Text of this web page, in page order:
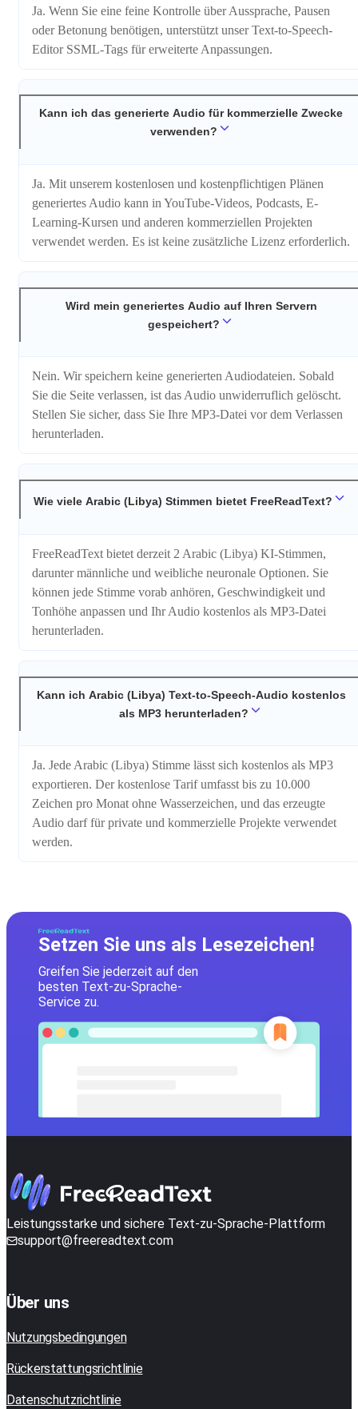
Ja. Wenn Sie eine feine Kontrolle über Aussprache, Pausen
oder Betonung benötigen, unterstützt unser Text-to-Speech-
Editor SSML-Tags für erweiterte Anpassungen.
Kann ich das generierte Audio für kommerzielle Zwecke
verwenden?
Ja. Mit unserem kostenlosen und kostenpflichtigen Plänen
generiertes Audio kann in YouTube-Videos, Podcasts, E-
Learning-Kursen und anderen kommerziellen Projekten
verwendet werden. Es ist keine zusätzliche Lizenz erforderlich.
Wird mein generiertes Audio auf Ihren Servern
gespeichert?
Nein. Wir speichern keine generierten Audiodateien. Sobald
Sie die Seite verlassen, ist das Audio unwiderruflich gelöscht.
Stellen Sie sicher, dass Sie Ihre MP3-Datei vor dem Verlassen
herunterladen.
Wie viele Arabic (Libya) Stimmen bietet FreeReadText?
FreeReadText bietet derzeit 2 Arabic (Libya) KI-Stimmen,
darunter männliche und weibliche neuronale Optionen. Sie
können jede Stimme vorab anhören, Geschwindigkeit und
Tonhöhe anpassen und Ihr Audio kostenlos als MP3-Datei
herunterladen.
Kann ich Arabic (Libya) Text-to-Speech-Audio kostenlos
als MP3 herunterladen?
Ja. Jede Arabic (Libya) Stimme lässt sich kostenlos als MP3
exportieren. Der kostenlose Tarif umfasst bis zu 10.000
Zeichen pro Monat ohne Wasserzeichen, und das erzeugte
Audio darf für private und kommerzielle Projekte verwendet
werden.
Setzen Sie uns als Lesezeichen!
Greifen Sie jederzeit auf den
besten Text-zu-Sprache-
Service zu.
Leistungsstarke und sichere Text-zu-Sprache-Plattform
support@freereadtext.com
Über uns
Nutzungsbedingungen
Rückerstattungsrichtlinie
Datenschutzrichtlinie